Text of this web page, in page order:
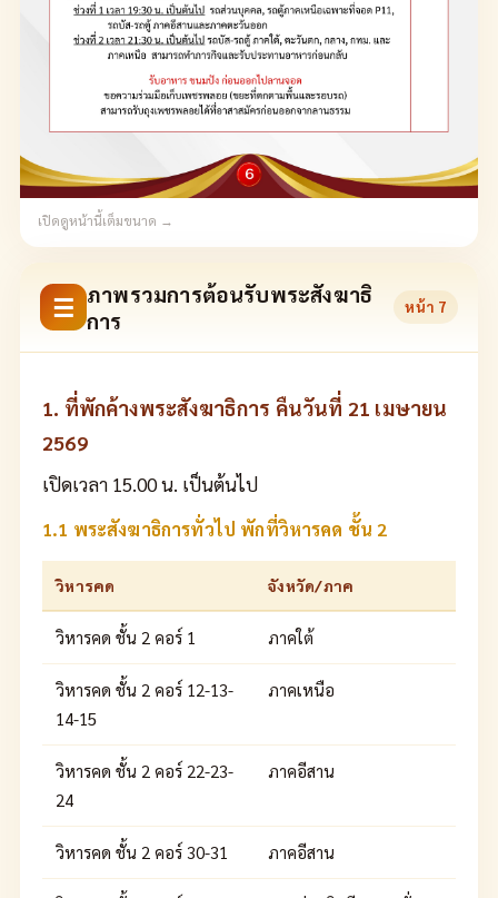
เปิดดูหน้านี้เต็มขนาด →
☰ ภาพรวมการต้อนรับพระสังฆาธิ
การ
หน้า 7
1. ที่พักค้างพระสังฆาธิการ คืนวันที่ 21 เมษายน
2569
เปิดเวลา 15.00 น. เป็นต้นไป
1.1 พระสังฆาธิการทั่วไป พักที่วิหารคด ชั้น 2
วิหารคด จังหวัด/ภาค
วิหารคด ชั้น 2 คอร์ 1 ภาคใต้
วิหารคด ชั้น 2 คอร์ 12-13-
14-15
ภาคเหนือ
วิหารคด ชั้น 2 คอร์ 22-23-
24
ภาคอีสาน
วิหารคด ชั้น 2 คอร์ 30-31 ภาคอีสาน